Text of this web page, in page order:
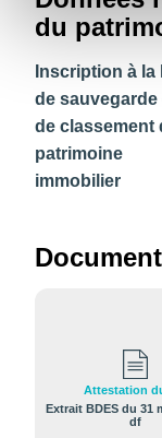
du
Inscription à la
de sauvegarde
de classement
patrimoine
immobilier
Attestation
Extrait BDES du 31
df